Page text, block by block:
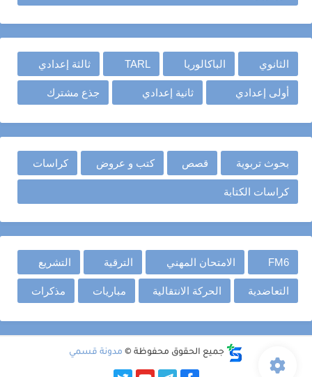
الثانوي الباكالوريا TARL ثالثة إعدادي
أولى إعدادي ثانية إعدادي جذع مشترك
بحوث تربوية قصص كتب و عروض كراسات
كراسات الكتابة
FM6 الامتحان المهني الترقية التشريع
التعاضدية الحركة الانتقالية مباريات مذكرات
جميع الحقوق محفوظة © مدونة قسمي